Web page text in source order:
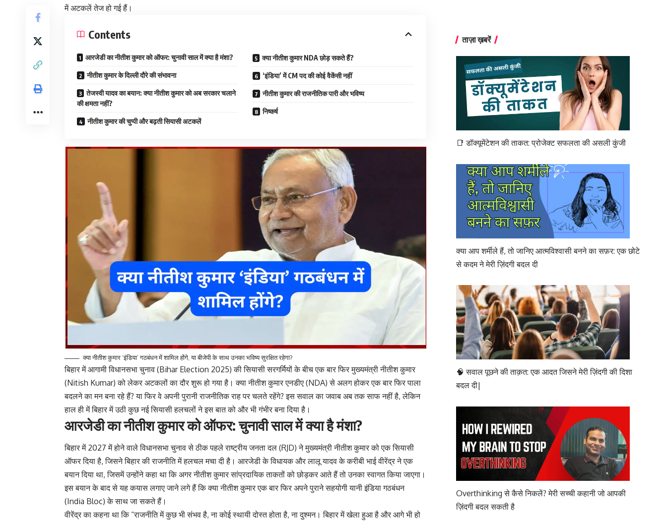
में अटकलें तेज हो गई हैं।
Contents
आरजेडी का नीतीश कुमार को ऑफर: चुनावी साल में क्या है मंशा?
नीतीश कुमार के दिल्ली दौरे की संभावना
तेजस्वी यादव का बयान: क्या नीतीश कुमार को अब सरकार चलाने
की क्षमता नहीं?
नीतीश कुमार की चुप्पी और बढ़ती सियासी अटकलें
क्या नीतीश कुमार NDA छोड़ सकते हैं?
‘इंडिया’ में CM पद की कोई वैकेंसी नहीं
नीतीश कुमार की राजनीतिक पारी और भविष्य
निष्कर्ष
क्या नीतीश कुमार ‘इंडिया’ गठबंधन में शामिल होंगे, या बीजेपी के साथ उनका भविष्य सुरक्षित रहेगा?
बिहार में आगामी विधानसभा चुनाव (Bihar Election 2025) की सियासी सरगर्मियों के बीच एक बार फिर मुख्यमंत्री नीतीश कुमार
(Nitish Kumar) को लेकर अटकलों का दौर शुरू हो गया है। क्या नीतीश कुमार एनडीए (NDA) से अलग होकर एक बार फिर पाला
बदलने का मन बना रहे हैं? या फिर वे अपनी पुरानी राजनीतिक राह पर चलते रहेंगे? इस सवाल का जवाब अब तक साफ नहीं है, लेकिन
हाल ही में बिहार में उठी कुछ नई सियासी हलचलों ने इस बात को और भी गंभीर बना दिया है।
आरजेडी का नीतीश कुमार को ऑफर: चुनावी साल में क्या है मंशा?
बिहार में 2027 में होने वाले विधानसभा चुनाव से ठीक पहले राष्ट्रीय जनता दल (RJD) ने मुख्यमंत्री नीतीश कुमार को एक सियासी
ऑफर दिया है, जिसने बिहार की राजनीति में हलचल मचा दी है। आरजेडी के विधायक और लालू यादव के करीबी भाई वीरेंद्र ने एक
बयान दिया था, जिसमें उन्होंने कहा था कि अगर नीतीश कुमार सांप्रदायिक ताकतों को छोड़कर आते हैं तो उनका स्वागत किया जाएगा।
इस बयान के बाद से यह कयास लगाए जाने लगे हैं कि क्या नीतीश कुमार एक बार फिर अपने पुराने सहयोगी यानी इंडिया गठबंधन
(India Bloc) के साथ जा सकते हैं।
वीरेंद्र का कहना था कि “राजनीति में कुछ भी संभव है, ना कोई स्थायी दोस्त होता है, ना दुश्मन। बिहार में खेला हुआ है और आगे भी हो
ताज़ा ख़बरें
📑 डॉक्यूमेंटेशन की ताकत: प्रोजेक्ट सफलता की असली कुंजी
क्या आप शर्मीले हैं, तो जानिए आत्मविश्वासी बनने का सफ़र: एक छोटे
से कदम ने मेरी ज़िंदगी बदल दी
🧠 सवाल पूछने की ताक़त: एक आदत जिसने मेरी ज़िंदगी की दिशा
बदल दी|
Overthinking से कैसे निकलें? मेरी सच्ची कहानी जो आपकी
ज़िंदगी बदल सकती है